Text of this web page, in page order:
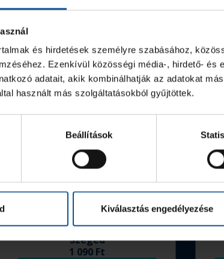
és hirdetések személyre szabásához,
Ezenkívül közösségi média-, hirdető- és
adatait, akik kombinálhatják az adatokat
használt más szolgáltatásokból gyűjtöttek.
Beállítások
Kiválasztás engedélyezése
Igazolványtartó tok,
Szeged
1 090 Ft